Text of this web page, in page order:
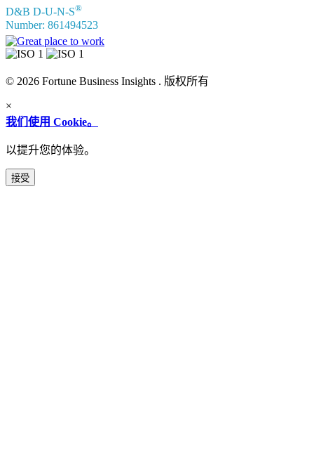
D&B D-U-N-S®
Number: 861494523
© 2026 Fortune Business Insights . 版权所有
×
我们使用 Cookie。
以提升您的体验。
接受